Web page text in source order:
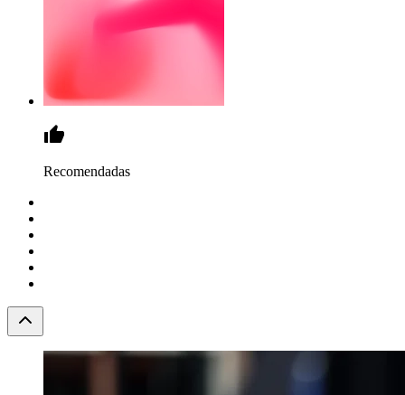
Recomendadas